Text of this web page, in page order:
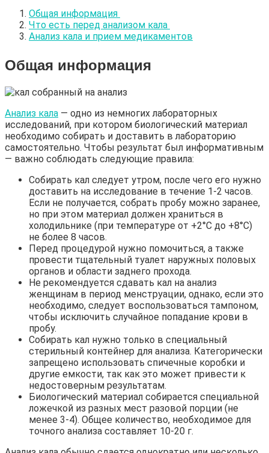
Общая информация
Что есть перед анализом кала
Анализ кала и прием медикаментов
Общая информация
Анализ кала — одно из немногих лабораторных
исследований, при котором биологический материал
необходимо собирать и доставить в лабораторию
самостоятельно. Чтобы результат был информативным
— важно соблюдать следующие правила:
Собирать кал следует утром, после чего его нужно
доставить на исследование в течение 1-2 часов.
Если не получается, собрать пробу можно заранее,
но при этом материал должен храниться в
холодильнике (при температуре от +2°C до +8°C)
не более 8 часов.
Перед процедурой нужно помочиться, а также
провести тщательный туалет наружных половых
органов и области заднего прохода.
Не рекомендуется сдавать кал на анализ
женщинам в период менструации, однако, если это
необходимо, следует воспользоваться тампоном,
чтобы исключить случайное попадание крови в
пробу.
Собирать кал нужно только в специальный
стерильный контейнер для анализа. Категорически
запрещено использовать спичечные коробки и
другие емкости, так как это может привести к
недостоверным результатам.
Биологический материал собирается специальной
ложечкой из разных мест разовой порции (не
менее 3-4). Общее количество, необходимое для
точного анализа составляет 10-20 г.